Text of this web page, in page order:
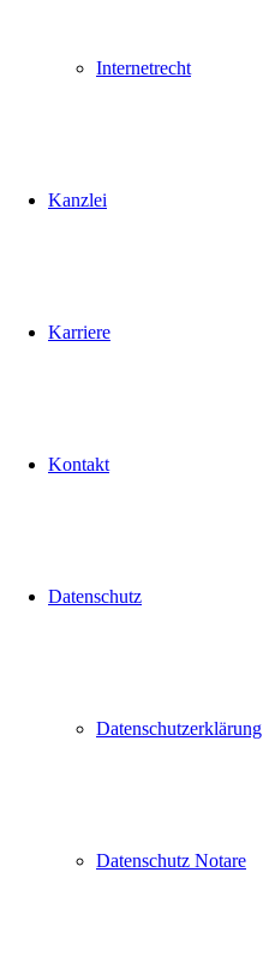
Internetrecht
Kanzlei
Karriere
Kontakt
Datenschutz
Datenschutzerklärung
Datenschutz Notare